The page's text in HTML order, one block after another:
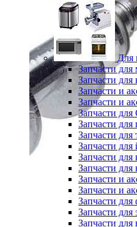
Для
Запчасти для
Запчасти
Запчасти и
Запчасти и
Запчасти
Запчасти
Запчасти для
Запчасти для
Запчасти
Запчасти
Запчасти и
Запчасти и
Запчасти
Запчасти для
Запчасти для